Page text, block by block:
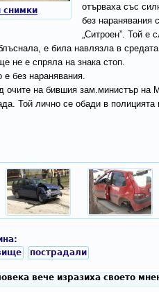
снимки
отърваха със
без наранявания
„Ситроен”. Той е
е била навлязла в
не е спряла на знака стоп.
без наранявания.
очите на бившия зам.министър
Той лично се обади в
пострадали
вече изразиха своето